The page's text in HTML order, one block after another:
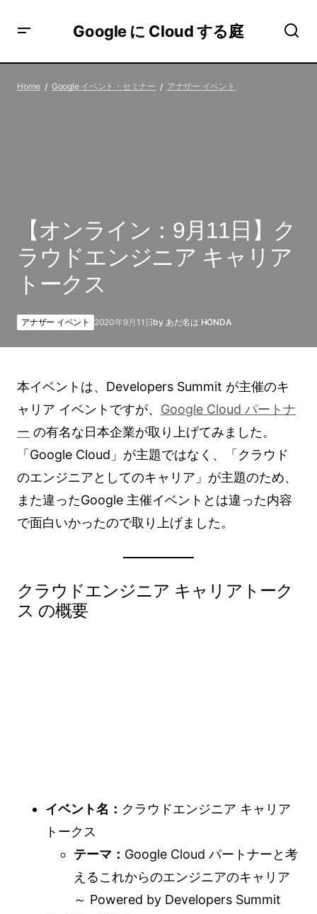
Google に Cloud する庭
ークス
Home Google イベント・セミナー アナザー イベント
【オンライン：9月11日】ク
ラウドエンジニア キャリア
トークス
アナザー イベント 2020年9月11日by あだ名は HONDA
本イベントは、Developers Summit が主催のキ
ャリア イベントですが、 Google Cloud パートナ
ー の有名な日本企業が取り上げてみました。
「Google Cloud」が主題ではなく、「クラウド
のエンジニアとしてのキャリア」が主題のため、
また違ったGoogle 主催イベントとは違った内容
で面白いかったので取り上げました。
クラウドエンジニア キャリアトーク
ス の概要
イベント名： クラウドエンジニア キャリア
トークス
テーマ： Google Cloud パートナーと考
えるこれからのエンジニアのキャリア
～ Powered by Developers Summit